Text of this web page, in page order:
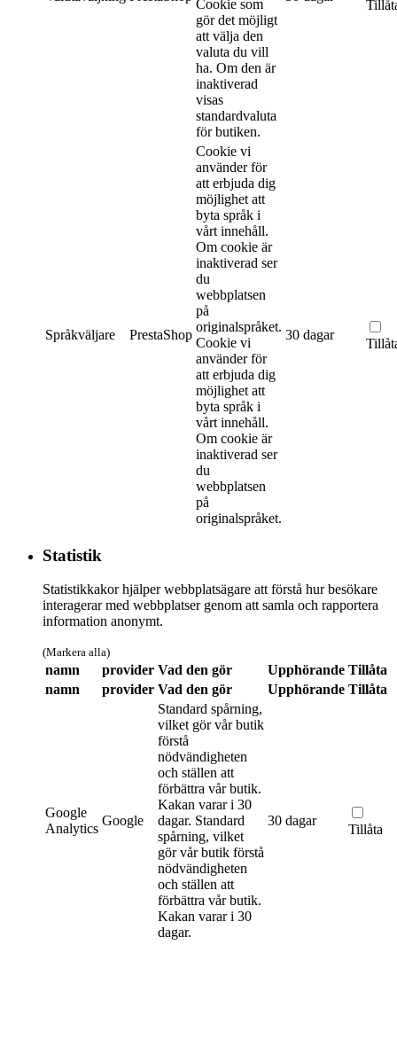
Cookie som
gör det möjligt
att välja den
valuta du vill
ha. Om den är
inaktiverad
visas
standardvaluta
för butiken.
Språkväljare PrestaShop
Cookie vi
använder för
att erbjuda dig
möjlighet att
byta språk i
vårt innehåll.
Om cookie är
inaktiverad ser
du
webbplatsen
på
originalspråket.
Cookie vi
använder för
att erbjuda dig
möjlighet att
byta språk i
vårt innehåll.
Om cookie är
inaktiverad ser
du
webbplatsen
på
originalspråket.
30 dagar
Statistik
Statistikkakor hjälper webbplatsägare att förstå hur besökare
interagerar med webbplatser genom att samla och rapportera
information anonymt.
(Markera alla)
namn provider Vad den gör Upphörande Tillåta
namn
provider Vad den gör Upphörande Tillåta
Google
Analytics
Google
Standard spårning,
vilket gör vår butik
förstå
nödvändigheten
och ställen att
förbättra vår butik.
Kakan varar i 30
dagar. Standard
spårning, vilket
gör vår butik förstå
nödvändigheten
och ställen att
förbättra vår butik.
Kakan varar i 30
dagar.
30 dagar
Tillåta